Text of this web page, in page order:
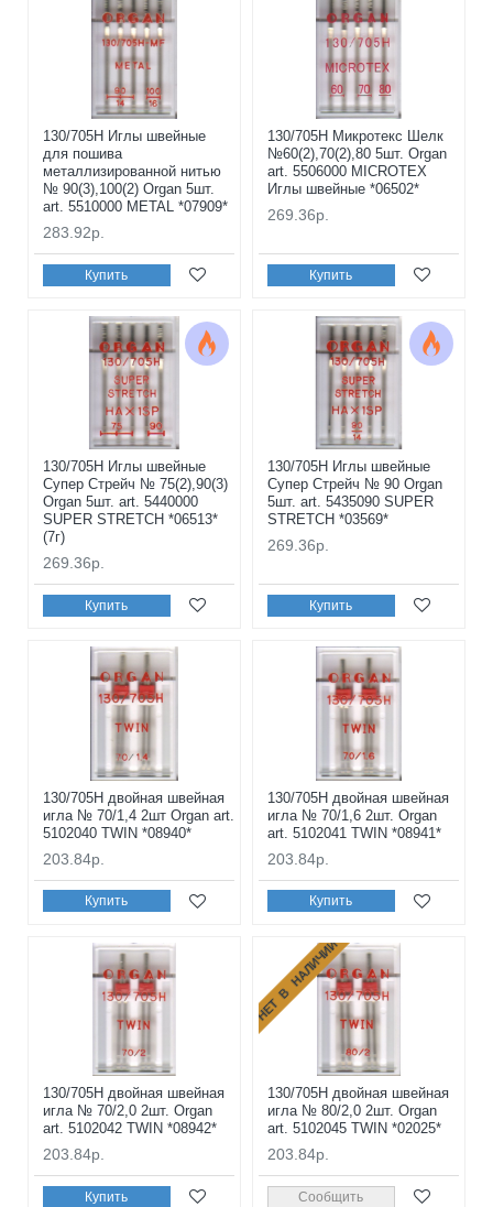
130/705H Иглы швейные
для пошива
металлизированной нитью
№ 90(3),100(2) Organ 5шт.
art. 5510000 METAL *07909*
283.92р.
Купить
130/705H Микротекс Шелк
№60(2),70(2),80 5шт. Organ
art. 5506000 MICROTEX
Иглы швейные *06502*
269.36р.
Купить
130/705H Иглы швейные
Супер Стрейч № 75(2),90(3)
Organ 5шт. art. 5440000
SUPER STRETCH *06513*
(7г)
269.36р.
Купить
130/705H Иглы швейные
Супер Стрейч № 90 Organ
5шт. art. 5435090 SUPER
STRETCH *03569*
269.36р.
Купить
130/705H двойная швейная
игла № 70/1,4 2шт Organ art.
5102040 TWIN *08940*
203.84р.
Купить
130/705H двойная швейная
игла № 70/1,6 2шт. Organ
art. 5102041 TWIN *08941*
203.84р.
Купить
130/705H двойная швейная
игла № 70/2,0 2шт. Organ
art. 5102042 TWIN *08942*
203.84р.
Купить
НЕТ В НАЛИЧИИ
130/705H двойная швейная
игла № 80/2,0 2шт. Organ
art. 5102045 TWIN *02025*
203.84р.
Сообщить